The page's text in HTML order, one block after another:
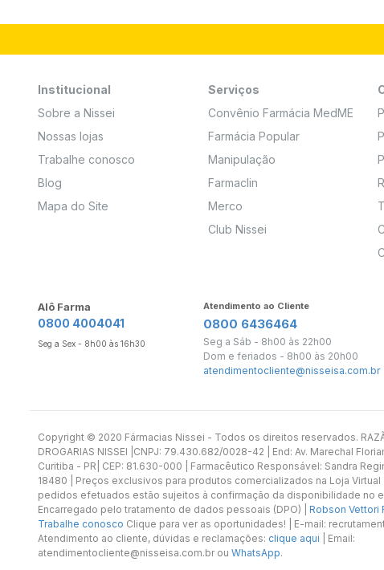
Institucional
Sobre a Nissei
Nossas lojas
Trabalhe conosco
Blog
Mapa do Site
Serviços
Convênio Farmácia MedME
Farmácia Popular
Manipulação
Farmaclin
Merco
Club Nissei
Alô Farma
0800 4004041
Seg a Sex - 8h00 às 16h30
Atendimento ao Cliente
0800 6436464
Seg a Sáb - 8h00 às 22h00
Dom e feriados - 8h00 às 20h00
atendimentocliente@nisseisa.com.br
Copyright ©️ 2020 Fármacias Nissei - Todos os direitos reservados.
DROGARIAS NISSEI |CNPJ: 79.430.682/0028-42 | End: Av. Marechal
Curitiba - PR| CEP: 81.630-000 | Farmacêutico Responsável: Sandra
18480 | Preços exclusivos para produtos comercializados na Loja Virtual
pedidos efetuados estão sujeitos à confirmação da disponibilidade no
Encarregado pelo tratamento de dados pessoais (DPO) | Robson Vettori
Trabalhe conosco Clique para ver as oportunidades! | E-mail:
Atendimento ao cliente, dúvidas e reclamações: clique aqui | Email:
atendimentocliente@nisseisa.com.br ou WhatsApp.